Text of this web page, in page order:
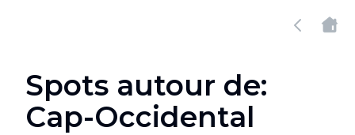
Spots autour de:
Cap-Occidental